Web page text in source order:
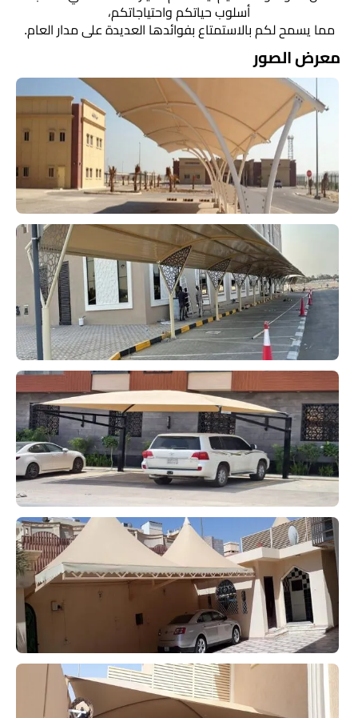
أسلوب حياتكم واحتياجاتكم،
مما يسمح لكم بالاستمتاع بفوائدها العديدة على مدار العام.
معرض الصور